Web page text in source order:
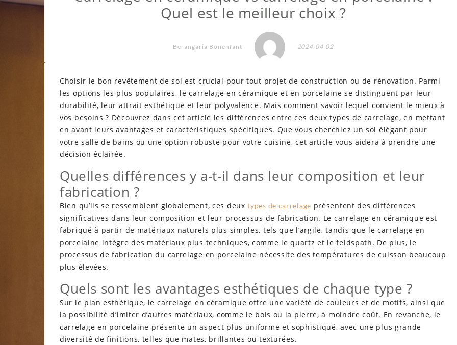
Quel est le meilleur choix ?
Berangaria Bonenfant 2024-04-02
Choisir le bon revêtement de sol est crucial pour tout projet de construction ou de rénovation. Parmi
les options les plus populaires, le carrelage en céramique et en porcelaine se distinguent par leur
durabilité, leur attrait esthétique et leur polyvalence. Mais comment savoir lequel convient le mieux à
vos besoins ? Découvrez dans cet article les différences entre ces deux types de carrelage, en mettant
en avant leurs avantages et caractéristiques spécifiques. Que vous cherchiez un sol élégant pour
votre salle de bains ou une option robuste pour votre cuisine, cet article vous aidera à prendre une
décision éclairée.
Quelles différences y a-t-il dans leur composition et leur
fabrication ?
Bien qu’ils se ressemblent globalement, ces deuxtypes de carrelage présentent des différences
significatives dans leur composition et leur processus de fabrication. Le carrelage en céramique est
fabriqué à partir de matériaux naturels plus simples, tels que l’argile, tandis que le carrelage en
porcelaine intègre des matériaux plus techniques, comme le quartz et le feldspath. De plus, le
processus de fabrication du carrelage en porcelaine nécessite des températures de cuisson beaucoup
plus élevées.
Quels sont les avantages esthétiques de chaque type ?
Sur le plan esthétique, le carrelage en céramique offre une variété de couleurs et de motifs, ainsi que
la possibilité d’imiter d’autres matériaux, comme le bois ou la pierre, à moindre coût. En revanche, le
carrelage en porcelaine présente un aspect plus uniforme et sophistiqué, avec une plus grande
diversité de finitions, telles que mates, brillantes ou texturées.